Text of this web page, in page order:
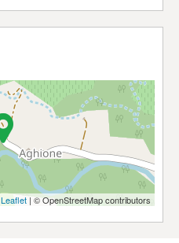
Leaflet| © OpenStreetMap contributors